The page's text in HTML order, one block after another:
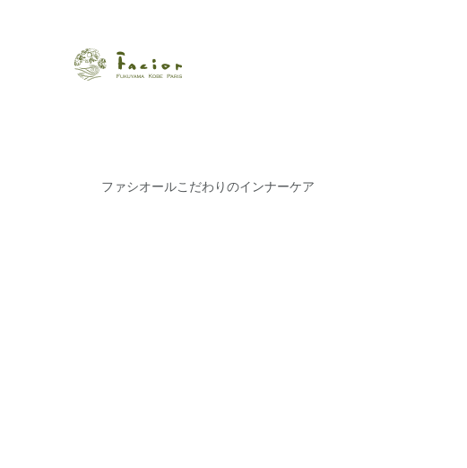
【福山・神戸・Paris】オーガニ
瀬戸内から世界に展開するエステサロン「ファシオール」。福山市に3店
ポジティブライフを応援します。オーガニックコスメ・商品にこだわり
ファシオールこだわりのインナーケア